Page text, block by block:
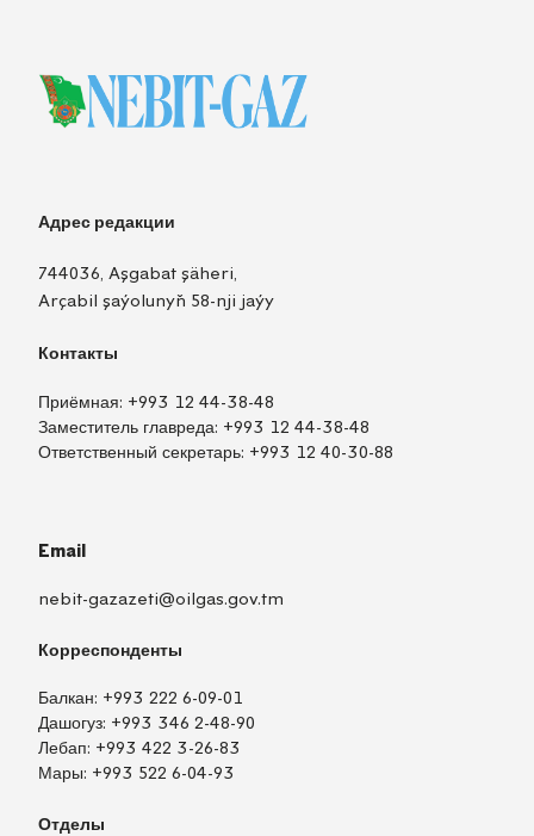
Адрес редакции
744036, Aşgabat şäheri,
Arçabil şaýolunyň 58-nji jaýy
Контакты
Приёмная: +993 12 44-38-48
Заместитель главреда: +993 12 44-38-48
Ответственный секретарь: +993 12 40-30-88
Email
nebit-gazazeti@oilgas.gov.tm
Корреспонденты
Балкан: +993 222 6-09-01
Дашогуз: +993 346 2-48-90
Лебап: +993 422 3-26-83
Мары: +993 522 6-04-93
Отделы